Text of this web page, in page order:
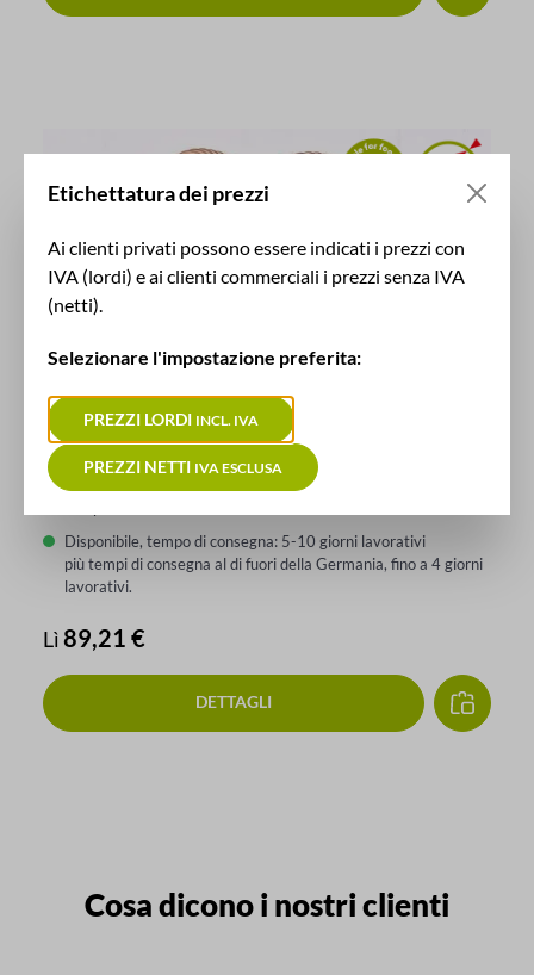
Tubo di aspirazione per alimenti PU S | Rinforzato
Disponibile, tempo di consegna: 5-10 giorni lavorativi
più tempi di consegna al di fuori della Germania, fino a 4 giorni
lavorativi.
Prezzo normale:
Lì89,21 €
DETTAGLI
Cosa dicono i nostri clienti
Etichettatura dei prezzi
Ai clienti privati possono essere indicati i prezzi con
IVA (lordi) e ai clienti commerciali i prezzi senza IVA
(netti).
Selezionare l'impostazione preferita:
PREZZI LORDI INCL. IVA
PREZZI NETTI IVA ESCLUSA